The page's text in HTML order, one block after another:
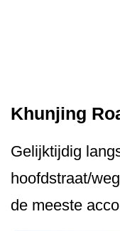
Khunjing
Gelijktijdig
hoofdstraat/
de meeste